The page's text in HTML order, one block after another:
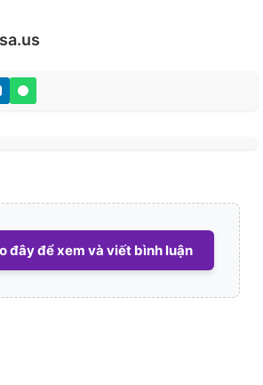
đây để xem và viết bình luận